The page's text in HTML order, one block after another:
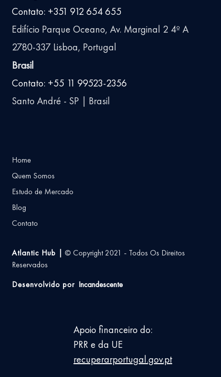
Contato: +351 912 654 655
Edifício Parque Oceano, Av. Marginal 2 4º A
2780-337 Lisboa, Portugal
Brasil
Contato: +55 11 99523-2356
Santo André - SP | Brasil
Home
Quem Somos
Estudo de Mercado
Blog
Contato
Atlantic Hub |
© Copyright 2021 - Todos Os Direitos
Reservados
Desenvolvido por Incandescente
Apoio financeiro do:
PRR e da UE
recuperarportugal.gov.pt